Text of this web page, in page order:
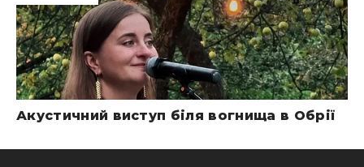
Акустичний виступ біля вогнища в Обрії